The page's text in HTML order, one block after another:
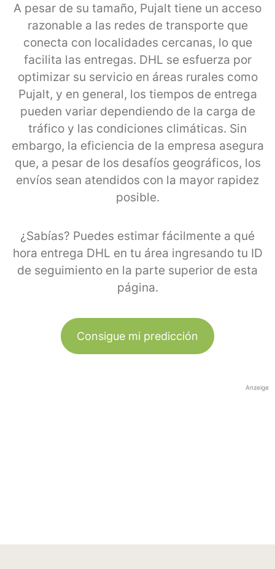
A pesar de su tamaño, Pujalt tiene un acceso
razonable a las redes de transporte que
conecta con localidades cercanas, lo que
facilita las entregas. DHL se esfuerza por
optimizar su servicio en áreas rurales como
Pujalt, y en general, los tiempos de entrega
pueden variar dependiendo de la carga de
tráfico y las condiciones climáticas. Sin
embargo, la eficiencia de la empresa asegura
que, a pesar de los desafíos geográficos, los
envíos sean atendidos con la mayor rapidez
posible.
¿Sabías? Puedes estimar fácilmente a qué
hora entrega DHL en tu área ingresando tu ID
de seguimiento en la parte superior de esta
página.
Consigue mi predicción
Anzeige